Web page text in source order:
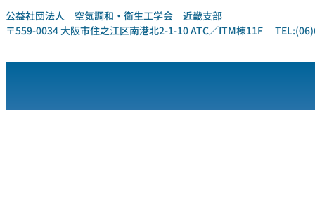
公益社団法人 空気調和・衛生工学会 近畿支部
〒559-0034 大阪市住之江区南港北2-1-10 ATC／ITM棟11F